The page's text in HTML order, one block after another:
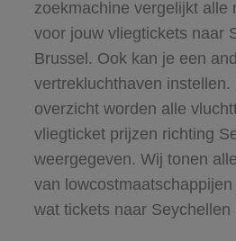
zoekmachine vergelijkt alle
voor jouw vliegtickets naar
Brussel. Ook kan je een
vertrekluchthaven
overzicht worden alle
vliegticket prijzen richting
weergegeven. Wij tonen
van
wat tickets naar Seychellen